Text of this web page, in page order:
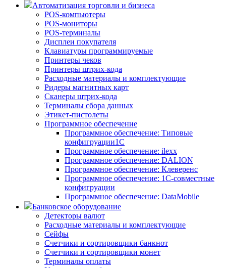
Автоматизация торговли и бизнеса
POS-компьютеры
POS-мониторы
POS-терминалы
Дисплеи покупателя
Клавиатуры программируемые
Принтеры чеков
Принтеры штрих-кода
Расходные материалы и комплектующие
Ридеры магнитных карт
Сканеры штрих-кода
Терминалы сбора данных
Этикет-пистолеты
Программное обеспечение
Программное обеспечение: Типовые
конфигруации1С
Программное обеспечение: ilexx
Программное обеспечение: DALION
Программное обеспечение: Клеверенс
Программное обеспечение: 1С-совместные
конфигруации
Программное обеспечение: DataMobile
Банковское оборудование
Детекторы валют
Расходные материалы и комплектующие
Сейфы
Счетчики и сортировщики банкнот
Счетчики и сортировщики монет
Терминалы оплаты